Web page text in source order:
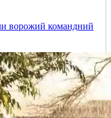
ворожий командний